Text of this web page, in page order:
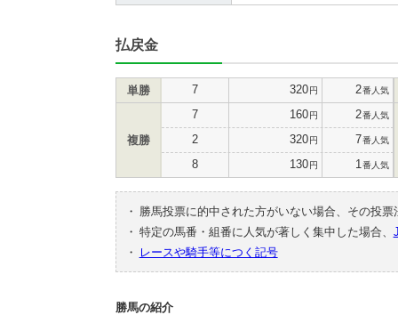
払戻金
単勝 7 320円 2番人気
複勝
7 160円 2番人気
2 320円 7番人気
8 130円 1 番人気
・
勝馬投票に的中された方がいない場合、その投
・ 特定の馬番・組番に人気が著しく集中した場合、
・
レースや騎手等につく記号
勝馬の紹介